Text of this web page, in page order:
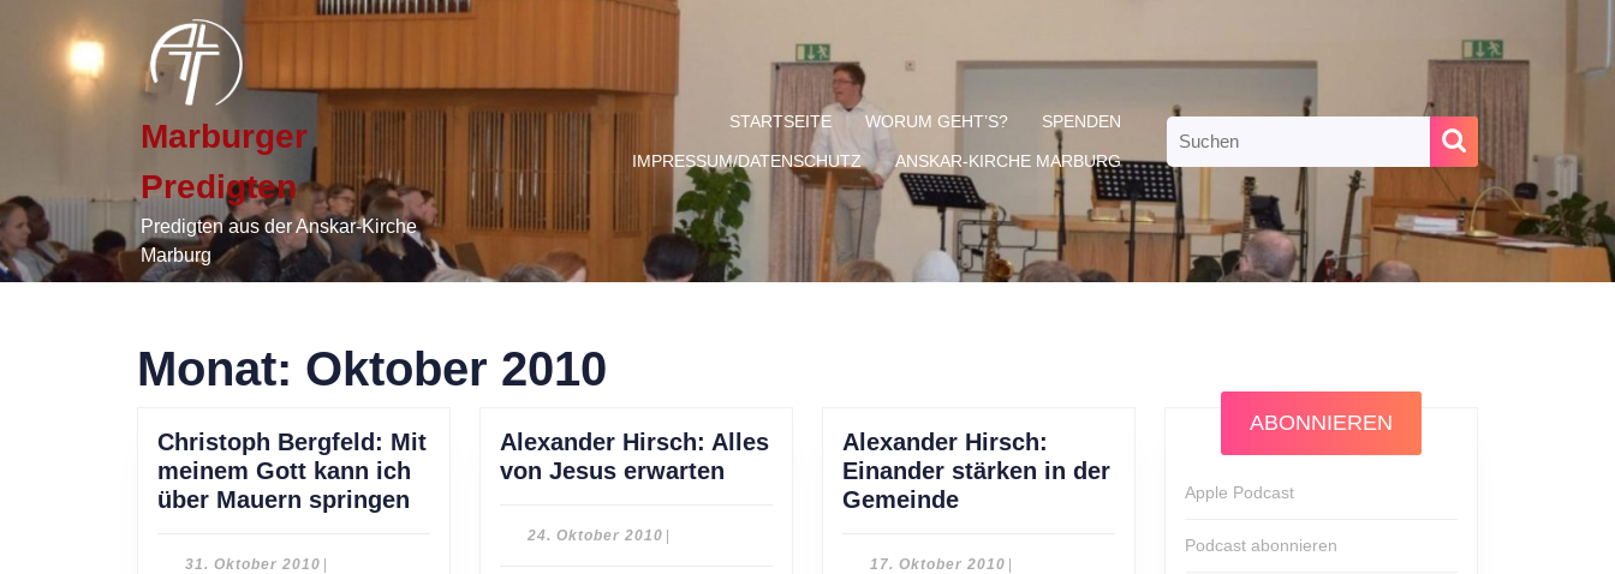
content
Marburger
Predigten
Predigten aus der Anskar-Kirche
Marburg
STARTSEITE WORUM GEHT’S? SPENDEN
IMPRESSUM/DATENSCHUTZ ANSKAR-KIRCHE MARBURG
for:
Monat: Oktober 2010
Christoph Bergfeld: Mit
meinem Gott kann ich
über Mauern springen
31. Oktober 2010 31.
Alexander Hirsch: Alles
von Jesus erwartenAlexander
24. Oktober 201024.
Alexander Hirsch:
Einander stärken in der
GemeindeAlexander
Einander
17. Oktober 201017.
ABONNIEREN
Apple Podcast
Podcast abonnieren